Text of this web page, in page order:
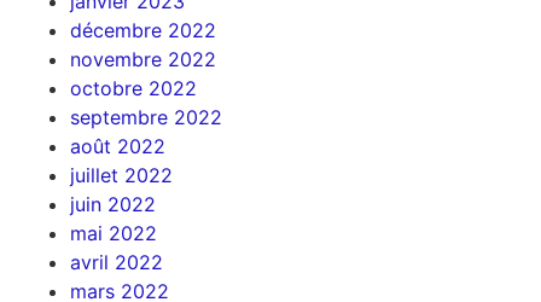
décembre 2022
novembre 2022
octobre 2022
septembre 2022
août 2022
juillet 2022
juin 2022
mai 2022
avril 2022
mars 2022